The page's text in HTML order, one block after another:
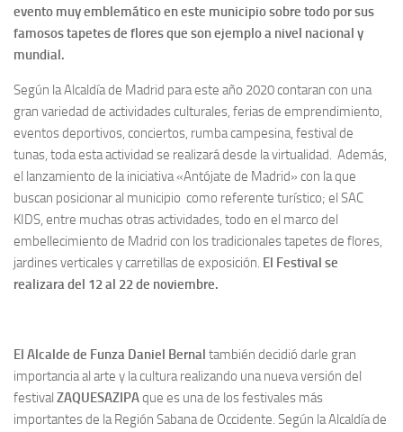
evento muy emblemático en este municipio sobre todo por sus
famosos tapetes de flores que son ejemplo a nivel nacional y
mundial.
Según la Alcaldía de Madrid para este año 2020 contaran con una
gran variedad de actividades culturales, ferias de emprendimiento,
eventos deportivos, conciertos, rumba campesina, festival de
tunas, toda esta actividad se realizará desde la virtualidad. Además,
el lanzamiento de la iniciativa «Antójate de Madrid» con la que
buscan posicionar al municipio como referente turístico; el SAC
KIDS, entre muchas otras actividades, todo en el marco del
embellecimiento de Madrid con los tradicionales tapetes de flores,
jardines verticales y carretillas de exposición. El Festival se
realizara del 12 al 22 de noviembre.
El Alcalde de Funza Daniel Bernal también decidió darle gran
importancia al arte y la cultura realizando una nueva versión del
festival ZAQUESAZIPAque es una de los festivales más
importantes de la Región Sabana de Occidente. Según la Alcaldía de